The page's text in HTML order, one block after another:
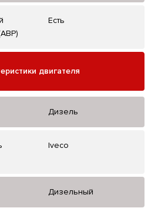
Есть
двигателя
Дизель
Iveco
Дизельный